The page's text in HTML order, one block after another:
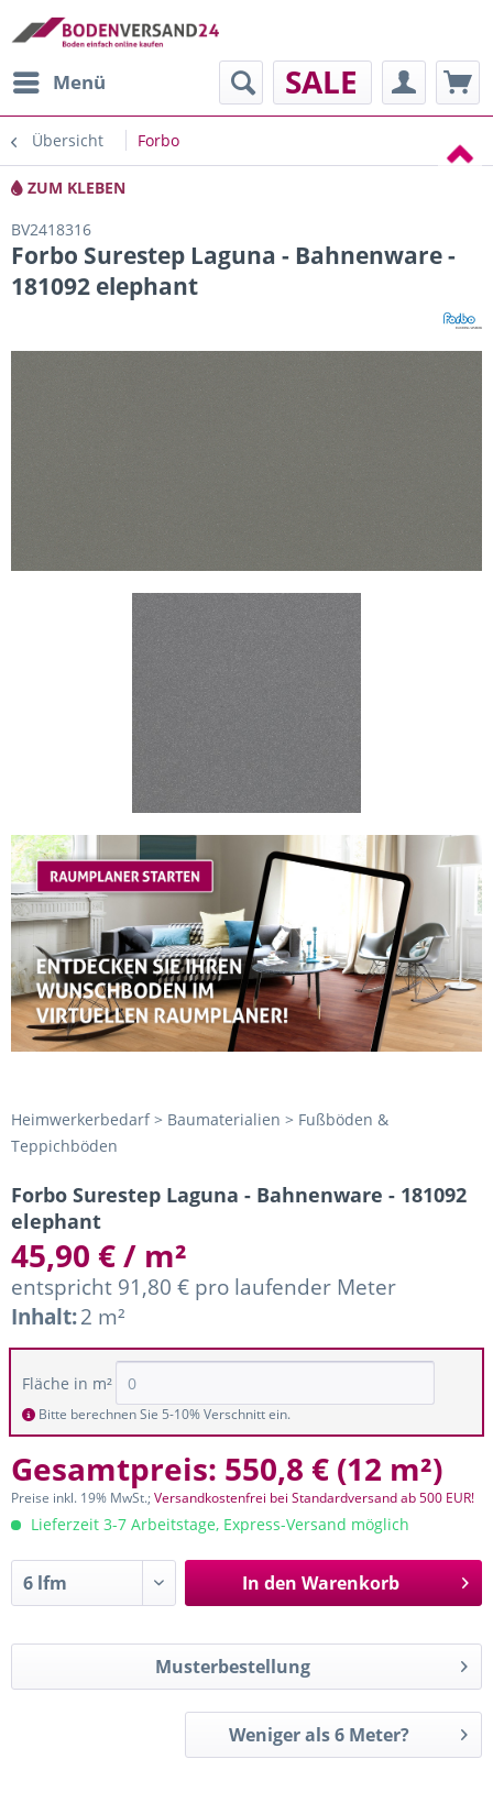
Menü SALE
Übersicht Forbo
ZUM KLEBEN
BV2418316
Forbo Surestep Laguna - Bahnenware -
181092 elephant
Heimwerkerbedarf > Baumaterialien > Fußböden &
Teppichböden
Forbo Surestep Laguna - Bahnenware - 181092
elephant
45,90 € / m²
entspricht 91,80 € pro laufender Meter
Inhalt:2 m²
Fläche in m²
Bitte berechnen Sie 5-10% Verschnitt ein.
Gesamtpreis: 550,8 € (12 m²)
Preise inkl. 19% MwSt.;Versandkostenfrei bei Standardversand ab 500 EUR!
Lieferzeit 3-7 Arbeitstage, Express-Versand möglich
In den Warenkorb
Musterbestellung
Weniger als 6 Meter?